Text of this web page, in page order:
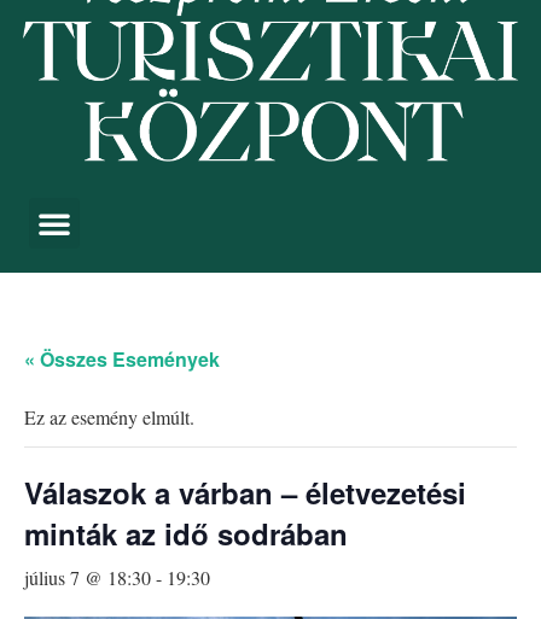
« Összes Események
Ez az esemény elmúlt.
Válaszok a várban – életvezetési
minták az idő sodrában
július 7 @ 18:30- 19:30